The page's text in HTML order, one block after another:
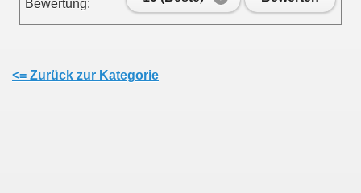
Bewertung:
<= Zurück zur Kategorie